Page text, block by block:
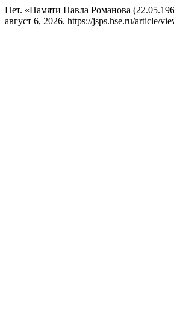
Нет. «Памяти Павла Романова
август 6, 2026. https://jsps.hse.ru/article/